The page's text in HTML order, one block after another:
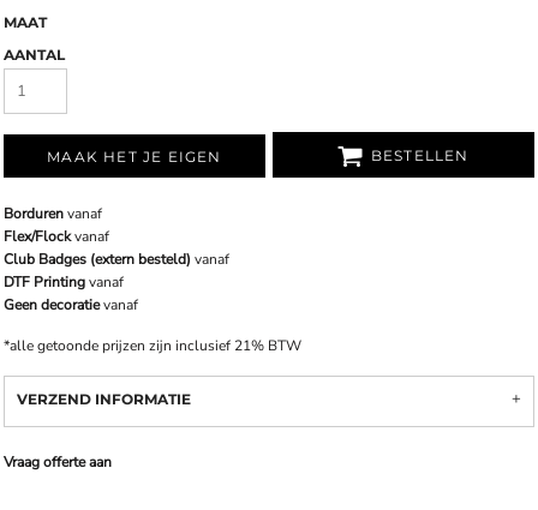
MAAT
AANTAL
MAAK HET JE EIGEN BESTELLEN
Bordurenvanaf
Flex/Flockvanaf
Club Badges (extern besteld) vanaf
DTF Printingvanaf
Geen decoratievanaf
*alle getoonde prijzen zijn inclusief 21% BTW
VERZEND INFORMATIE
Vraag offerte aan